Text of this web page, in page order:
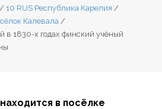
/ 10 RUS Республика Карелия /
Калевала /
в 1830-х годах финский учёный
находится в посёлке